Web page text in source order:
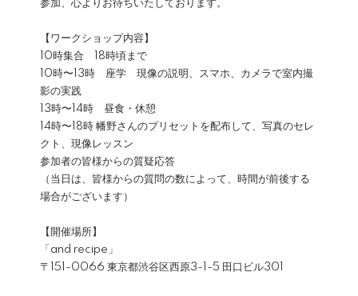
参加、心よりお待ちいたしております。
【ワークショップ内容】
10時集合 18時頃まで
10時〜13時 座学 現像の説明、スマホ、カメラで室内撮
影の実践
13時〜14時 昼食・休憩
14時〜18時 幡野さんのプリセットを配布して、写真のセレ
クト、現像レッスン
参加者の皆様からの質疑応答
（当日は、皆様からの質問の数によって、時間が前後する
場合がございます）
【開催場所】
「and recipe」
〒151-0066 東京都渋谷区西原3-1-5 田口ビル301